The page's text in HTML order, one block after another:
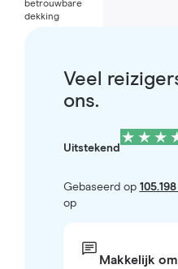
betrouwbare
dekking
Veel
ons.
Uitstekend
Gebaseerd op
op
Makkelijk